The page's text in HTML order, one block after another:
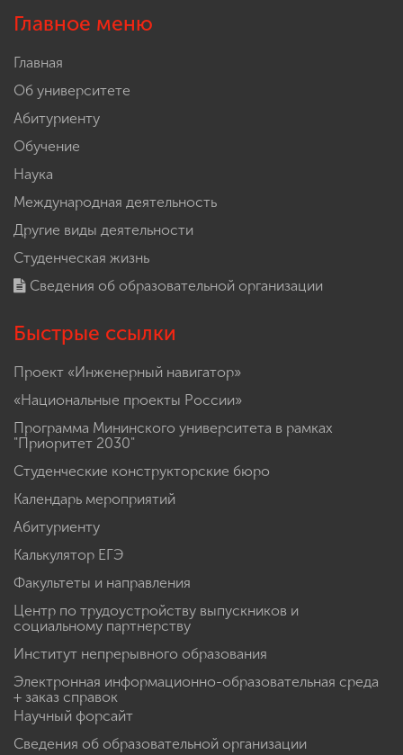
Главное меню
Главная
Об университете
Абитуриенту
Обучение
Наука
Международная деятельность
Другие виды деятельности
Студенческая жизнь
Сведения об образовательной организации
Быстрые ссылки
Проект «Инженерный навигатор»
«Национальные проекты России»
Программа Мининского университета в рамках
"Приоритет 2030"
Студенческие конструкторские бюро
Календарь мероприятий
Абитуриенту
Калькулятор ЕГЭ
Факультеты и направления
Центр по трудоустройству выпускников и
социальному партнерству
Институт непрерывного образования
Электронная информационно-образовательная среда
+ заказ справок
Научный форсайт
Сведения об образовательной организации